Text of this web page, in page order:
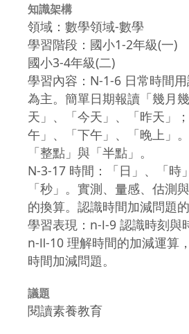
知識架構
領域：數學領域-數學
學習階段：國小1-2年級(一)
國小3-4年級(二)
學習內容：N-1-6 日常時間
為主。簡單日期報讀「幾月
天」、「今天」、「昨天」
午」、「下午」、「晚上」
「整點」與「半點」。
N-3-17 時間：「日」、「時
「秒」。實測、量感、估測
的換算。認識時間加減問題的
學習表現：n-Ⅰ-9 認識時刻與
n-Ⅱ-10 理解時間的加減運算
時間加減問題。
議題
閱讀素養教育